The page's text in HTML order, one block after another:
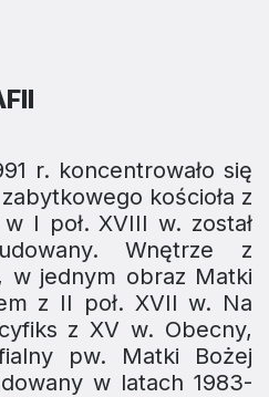
r. koncentrowało się
kościoła z
I poł. XVIII w. został
Wnętrze z
w jednym obraz Matki
z II poł. XVII w. Na
z XV w. Obecny,
pw. Matki Bożej
w latach 1983-